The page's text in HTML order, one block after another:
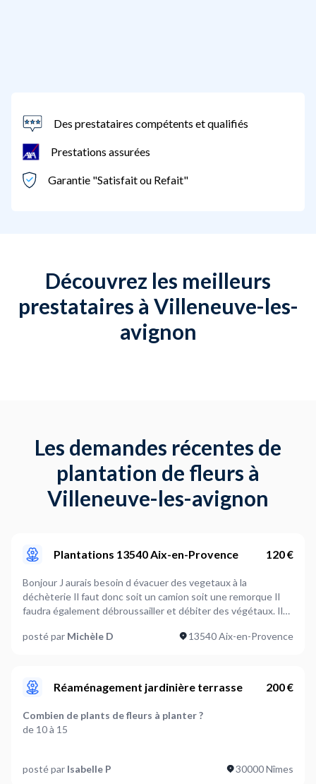
Des prestataires compétents et qualifiés
Prestations assurées
Garantie "Satisfait ou Refait"
Découvrez les meilleurs
prestataires à Villeneuve-les-
avignon
Les demandes récentes de
plantation de fleurs à
Villeneuve-les-avignon
Plantations 13540 Aix-en-Provence 120 €
Bonjour J aurais besoin d évacuer des vegetaux à la
déchèterie Il faut donc soit un camion soit une remorque Il
faudra également débroussailler et débiter des végétaux. Il
posté par Michèle D 13540 Aix-en-Provence
Réaménagement jardinière terrasse 200 €
Combien de plants de fleurs à planter ?
de 10 à 15
A définir ensemble
posté par Isabelle P 30000 Nîmes